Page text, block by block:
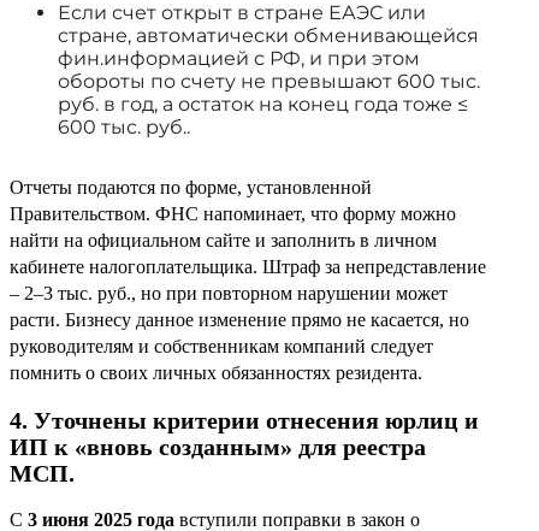
Если счет открыт в стране ЕАЭС или
стране, автоматически обменивающейся
фин.информацией с РФ, и при этом
обороты по счету не превышают 600 тыс.
руб. в год, а остаток на конец года тоже ≤
600 тыс. руб..
Отчеты подаются по форме, установленной
Правительством. ФНС напоминает, что форму можно
найти на официальном сайте и заполнить в личном
кабинете налогоплательщика. Штраф за непредставление
– 2–3 тыс. руб., но при повторном нарушении может
расти. Бизнесу данное изменение прямо не касается, но
руководителям и собственникам компаний следует
помнить о своих личных обязанностях резидента.
4. Уточнены критерии отнесения юрлиц и
ИП к «вновь созданным» для реестра
МСП.
С 3 июня 2025 года вступили поправки в закон о